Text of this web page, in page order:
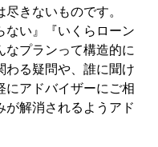
きないものです。
ない』『いくらローン
なプランって構造的に
わる疑問や、誰に聞け
にアドバイザーにご相
が解消されるようアド